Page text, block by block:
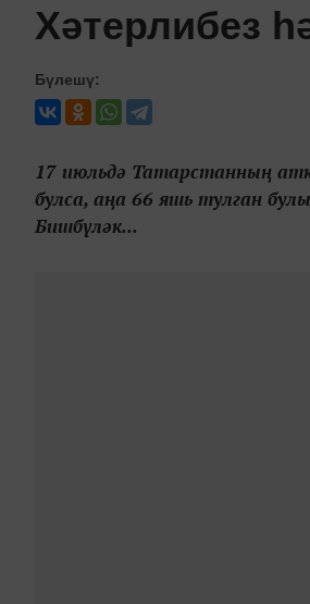
Хәтерлибез
Бүлешү:
17 июльдә Татарстанның
булса, аңа 66 яшь тулган
Бишбүләк...